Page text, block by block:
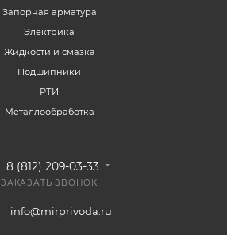
Запорная арматура
Электрика
Жидкости и смазка
Подшипники
РТИ
Металлообработка
8 (812) 209-03-33
ЗАКАЗАТЬ ЗВОНОК
info@mirprivoda.ru